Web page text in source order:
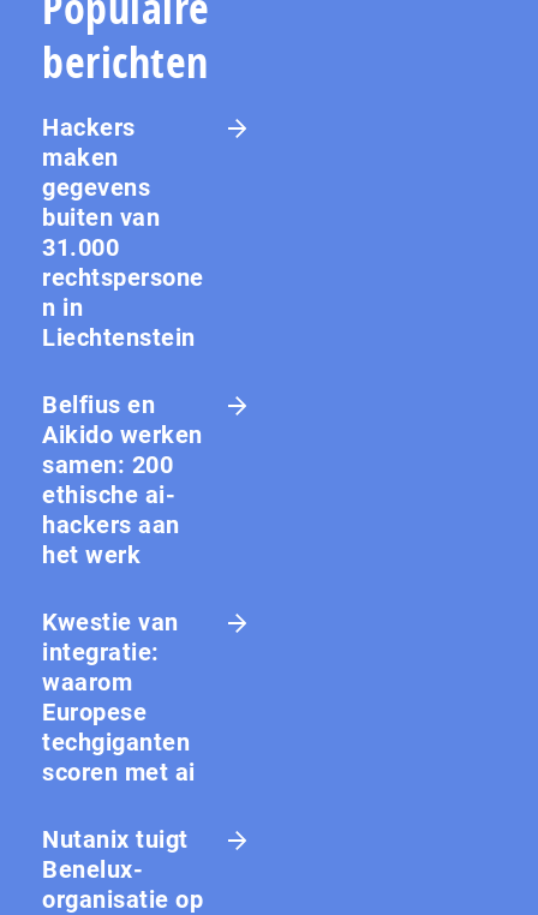
berichten
Hackers
maken
gegevens
buiten van
31.000
rechtspersone
n in
Liechtenstein
Belfius en
Aikido werken
samen: 200
ethische ai-
hackers aan
het werk
Kwestie van
integratie:
waarom
Europese
techgiganten
scoren met ai
Nutanix tuigt
Benelux-
organisatie op